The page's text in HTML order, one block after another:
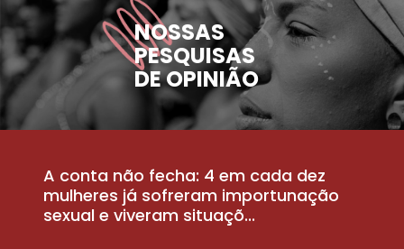
NOSSAS
PESQUISAS
DE OPINIÃO
A conta não fecha: 4 em cada dez
mulheres já sofreram importunação
sexual e viveram situaçõ...